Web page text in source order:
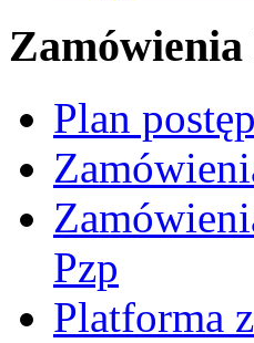
Plan
Pzp
Platforma